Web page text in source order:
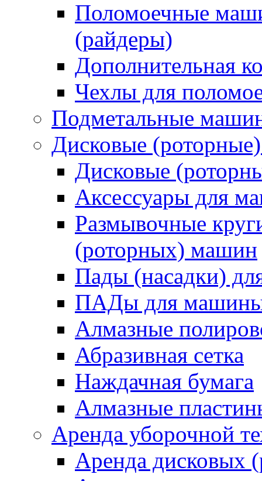
Поломоечные
(райдеры)
Дополнительная
Чехлы для
Подметальные
Дисковые
Дисковые
Аксессуары для
Размывочные
(роторных) машин
Пады (насадки)
ПАДы для
Алмазные
Абразивная сетка
Наждачная бумага
Алмазные
Аренда уборочной
Аренда дисковых